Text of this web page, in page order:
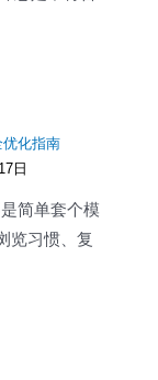
化指南
日
简单套个模
览习惯、复